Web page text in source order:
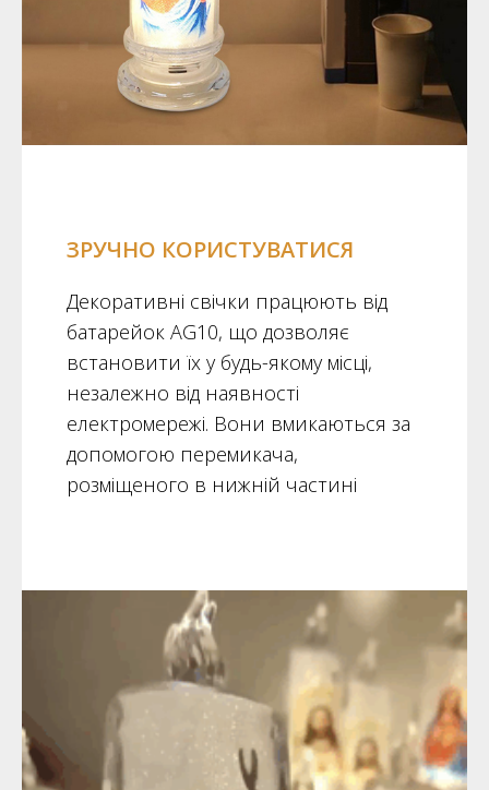
ЗРУЧНО КОРИСТУВАТИСЯ
Декоративні свічки працюють від
батарейок AG10, що дозволяє
встановити їх у будь-якому місці,
незалежно від наявності
електромережі. Вони вмикаються за
допомогою перемикача,
розміщеного в нижній частині